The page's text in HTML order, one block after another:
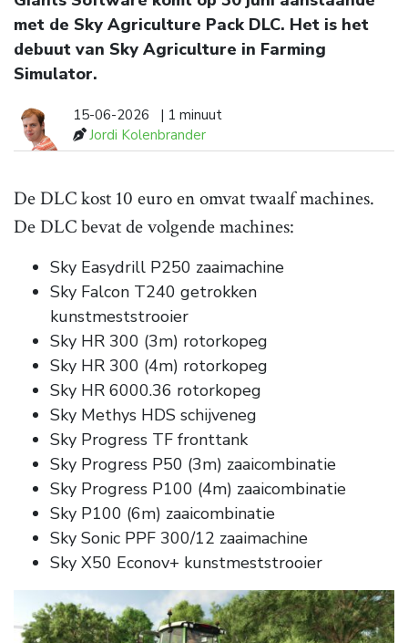
met de Sky Agriculture Pack DLC. Het is het
debuut van Sky Agriculture in Farming
Simulator.
15-06-2026
| 1 minuut
Jordi Kolenbrander
De DLC kost 10 euro en omvat twaalf machines.
De DLC bevat de volgende machines:
Sky Easydrill P250 zaaimachine
Sky Falcon T240 getrokken
kunstmeststrooier
Sky HR 300 (3m) rotorkopeg
Sky HR 300 (4m) rotorkopeg
Sky HR 6000.36 rotorkopeg
Sky Methys HDS schijveneg
Sky Progress TF fronttank
Sky Progress P50 (3m) zaaicombinatie
Sky Progress P100 (4m) zaaicombinatie
Sky P100 (6m) zaaicombinatie
Sky Sonic PPF 300/12 zaaimachine
Sky X50 Econov+ kunstmeststrooier